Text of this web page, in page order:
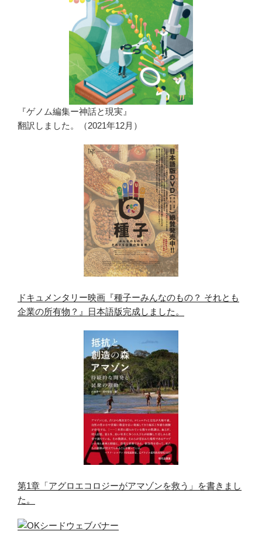
『ゲノム編集ー神話と現実』
翻訳しました。（2021年12月）
ドキュメンタリー映画『種子ーみんなのもの？ それとも
企業の所有物？』日本語版完成しました。
第1章「アグロエコロジーがアマゾンを救う」を書きまし
た。